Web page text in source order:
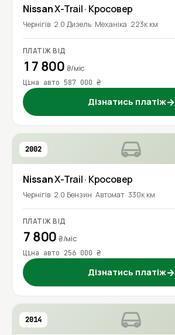
NissanX-Trail· Кросовер
Чернігів 2.0 Дизель Механіка 223к км
ПЛАТІЖ ВІД
17 800 ₴/міс
Ціна авто 587 000 ₴
Дізнатись платіж→
2002
NissanX-Trail· Кросовер
Чернігів 2.0 Бензин Автомат 330к км
ПЛАТІЖ ВІД
7 800₴/міс
Ціна авто 256 000 ₴
Дізнатись платіж→
2014